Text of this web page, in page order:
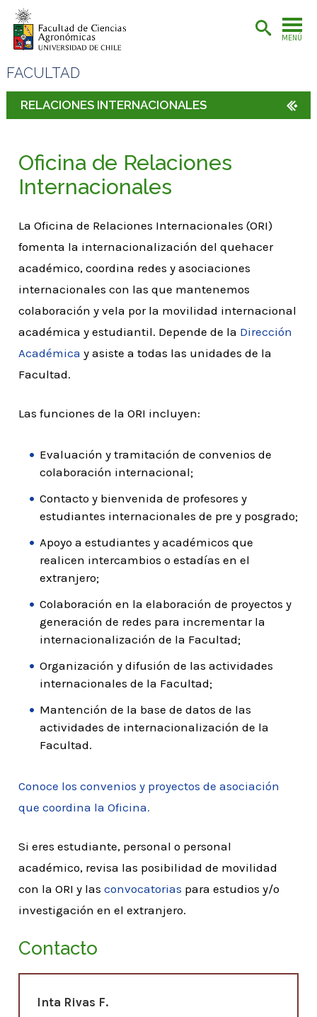
MENÚ
FACULTAD
RELACIONES INTERNACIONALES
Oficina de Relaciones
Internacionales
LaOficina de Relaciones Internacionales (ORI)
fomenta la internacionalización del quehacer
académico, coordina redes y asociaciones
internacionales con las que mantenemos
colaboración y vela por la movilidad internacional
académica y estudiantil. Depende de la Dirección
Académicay asiste a todas las unidades de la
Facultad.
Lasfunciones de la ORI incluyen:
Evaluación y tramitación de convenios de
colaboración internacional;
Contacto y bienvenida de profesores y
estudiantes internacionales de pre y posgrado;
Apoyo a estudiantes y académicos que
realicen intercambios o estadías en el
extranjero;
Colaboración en la elaboración de proyectos y
generación de redes para incrementar la
internacionalización de la Facultad;
Organización y difusión de las actividades
internacionales de la Facultad;
Mantención de la base de datos de las
actividades de internacionalización de la
Facultad.
Conoce los convenios y proyectos de asociación
que coordina la Oficina.
Si eres estudiante, personal o personal
académico, revisa las posibilidad de movilidad
con la ORI y lasconvocatorias para estudios y/o
investigación en el extranjero.
Contacto
Inta Rivas F.